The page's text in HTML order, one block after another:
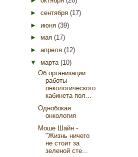
► сентября (17)
► июня (39)
► мая (17)
► апреля (12)
▼ марта (10)
Об организации
работы
онкологического
кабинета пол...
Однобокая
онкология
Моше Шайн -
"Жизнь ничего
не стоит за
зеленой сте...